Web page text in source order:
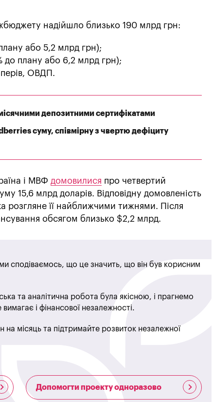
надійшло близько 190 млрд грн:
або 5,2 млрд грн);
до плану або 6,2 млрд грн);
ОВДП.
депозитними сертифікатами
суму, співмірну з чвертю дефіциту
і МВФ домовилися про четвертий
15,6 млрд доларів. Відповідну домовленість
розгляне її найближчими тижнями. Після
обсягом близько $2,2 млрд.
сподіваємось, що це значить, що він був корисним
та аналітична робота була якісною, і прагнемо
і фінансової незалежності.
на місяць та підтримайте розвиток незалежної
Допомогти проекту одноразово